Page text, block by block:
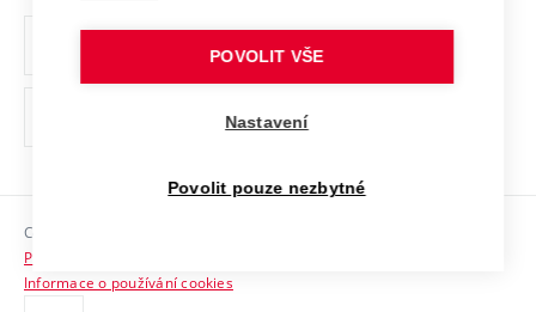
Ochrana osobních údajů
odkaz)
Sociální bezpečí
HR Award
Copyright © 2026 VUT
Prohlášení o přístupnosti
Informace o používání cookies
POVOLIT VŠE
Nastavení
Povolit pouze nezbytné